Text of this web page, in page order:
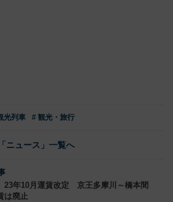
光列車 # 観光・旅行
「ニュース」一覧へ
23年10月運賃改定 京王多摩川～橋本間
は廃止